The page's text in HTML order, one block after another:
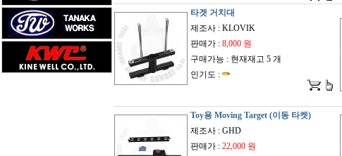
타겟 거치대
제조사 : KLOVIK
판매가 : 8,000 원
구매가능 : 현재재고 5 개
인기도 :
Toy용 Moving Target (이동 타켓)
제조사 : GHD
판매가 : 22,000 원